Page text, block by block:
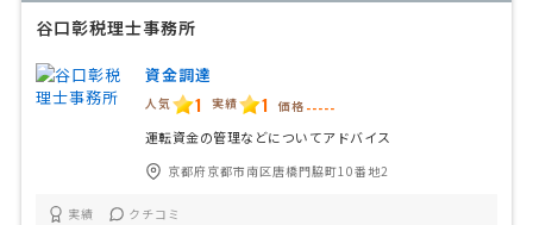
谷口彰税理士事務所
資金調達
人気 1 実績 1 価格 -----
運転資金の管理などについてアドバイス
京都府京都市南区唐橋門脇町10番地2
実績 クチコミ